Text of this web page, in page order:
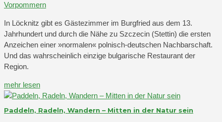
Vorpommern
In Löcknitz gibt es Gästezimmer im Burgfried aus dem 13.
Jahrhundert und durch die Nähe zu Szczecin (Stettin) die ersten
Anzeichen einer »normalen« polnisch-deutschen Nachbarschaft.
Und das wahrscheinlich einzige bulgarische Restaurant der
Region.
mehr lesen
Paddeln, Radeln, Wandern – Mitten in der Natur sein